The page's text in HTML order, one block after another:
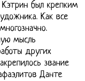
Кэтрин был крепким
Как все
мысль
других
звание
Данте